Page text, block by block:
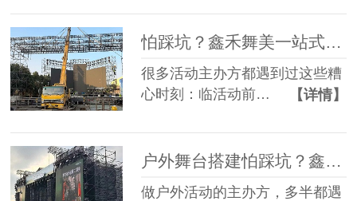
怕踩坑？鑫禾舞美一站式租赁搭建帮你省一半心
很多活动主办方都遇到过这些糟
心时刻：临活动前…
【详情】
户外舞台搭建怕踩坑？鑫禾舞美给你稳稳的保障
做户外活动的主办方，多半都遇